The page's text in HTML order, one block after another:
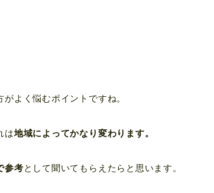
よく悩むポイントですね。
は地域によってかなり変わります。
参考として聞いてもらえたらと思います。